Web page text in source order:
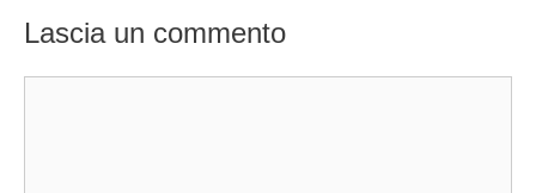
Lascia un commento